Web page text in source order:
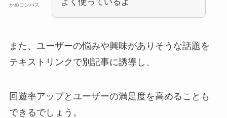
かめコンパス
また、ユーザーの悩みや興味がありそうな話題を
テキストリンクで別記事に誘導し、
回遊率アップとユーザーの満足度を高めることも
できるでしょう。